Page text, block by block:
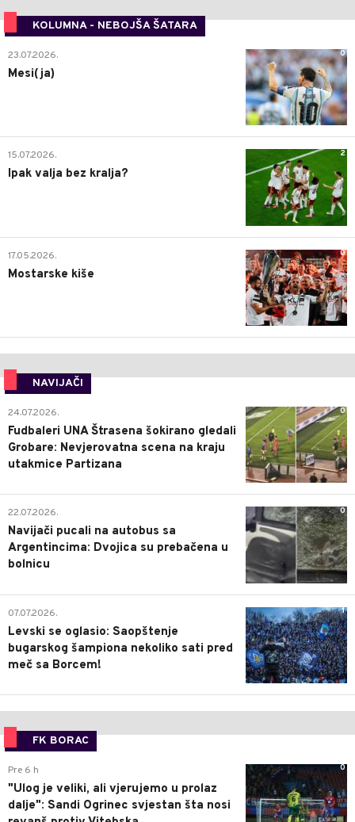
KOLUMNA - NEBOJŠA ŠATARA
0
23.07.2026.
Mesi(ja)
2
15.07.2026.
Ipak valja bez kralja?
0
17.05.2026.
Mostarske kiše
NAVIJAČI
0
24.07.2026.
Fudbaleri UNA Štrasena šokirano gledali
Grobare: Nevjerovatna scena na kraju
utakmice Partizana
0
22.07.2026.
Navijači pucali na autobus sa
Argentincima: Dvojica su prebačena u
bolnicu
1
07.07.2026.
Levski se oglasio: Saopštenje
bugarskog šampiona nekoliko sati pred
meč sa Borcem!
FK BORAC
0
Pre 6 h
"Ulog je veliki, ali vjerujemo u prolaz
dalje": Sandi Ogrinec svjestan šta nosi